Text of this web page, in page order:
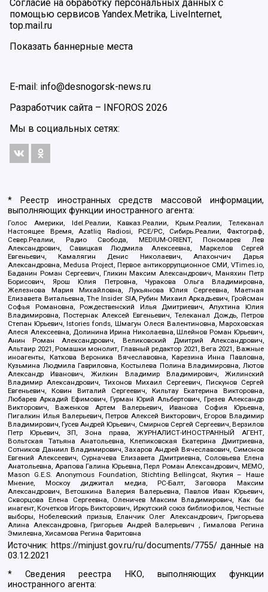
Согласие на обработку персональных данных с
помощью сервисов Yandex.Metrika, LiveInternet,
top.mail.ru
Показать баннерные места
E-mail: info@desnogorsk-news.ru
Разработчик сайта – INFOROS 2026
Мы в социальных сетях:
* Реестр иностранных средств массовой информации,
выполняющих функции иностранного агента:
Голос Америки, Idel.Реалии, Кавказ.Реалии, Крым.Реалии, Телеканал
Настоящее Время, Azatliq Radiosi, PCE/PC, Сибирь.Реалии, Фактограф,
Север.Реалии, Радио Свобода, MEDIUM-ORIENT, Пономарев Лев
Александрович, Савицкая Людмила Алексеевна, Маркелов Сергей
Евгеньевич, Камалягин Денис Николаевич, Апахончич Дарья
Александровна, Medusa Project, Первое антикоррупционное СМИ, VTimes.io,
Баданин Роман Сергеевич, Гликин Максим Александрович, Маняхин Петр
Борисович, Ярош Юлия Петровна, Чуракова Ольга Владимировна,
Железнова Мария Михайловна, Лукьянова Юлия Сергеевна, Маетная
Елизавета Витальевна, The Insider SIA, Рубин Михаил Аркадьевич, Гройсман
Софья Романовна, Рождественский Илья Дмитриевич, Апухтина Юлия
Владимировна, Постернак Алексей Евгеньевич, Телеканал Дождь, Петров
Степан Юрьевич, Istories fonds, Шмагун Олеся Валентиновна, Мароховская
Алеся Алексеевна, Долинина Ирина Николаевна, Шлейнов Роман Юрьевич,
Анин Роман Александрович, Великовский Дмитрий Александрович,
Альтаир 2021, Ромашки монолит, Главный редактор 2021, Вега 2021, Важные
иноагенты, Каткова Вероника Вячеславовна, Карезина Инна Павловна,
Кузьмина Людмила Гавриловна, Костылева Полина Владимировна, Лютов
Александр Иванович, Жилкин Владимир Владимирович, Жилинский
Владимир Александрович, Тихонов Михаил Сергеевич, Пискунов Сергей
Евгеньевич, Ковин Виталий Сергеевич, Кильтау Екатерина Викторовна,
Любарев Аркадий Ефимович, Гурман Юрий Альбертович, Грезев Александр
Викторович, Важенков Артем Валерьевич, Иванова София Юрьевна,
Пигалкин Илья Валерьевич, Петров Алексей Викторович, Егоров Владимир
Владимирович, Гусев Андрей Юрьевич, Смирнов Сергей Сергеевич, Верзилов
Петр Юрьевич, ЗП, Зона права, ЖУРНАЛИСТ-ИНОСТРАННЫЙ АГЕНТ,
Вольтская Татьяна Анатольевна, Клепиковская Екатерина Дмитриевна,
Сотников Даниил Владимирович, Захаров Андрей Вячеславович, Симонов
Евгений Алексеевич, Сурначева Елизавета Дмитриевна, Соловьева Елена
Анатольевна, Арапова Галина Юрьевна, Перл Роман Александрович, МЕМО,
Mason G.E.S. Anonymous Foundation, Stichting Bellingcat, Якутия – Наше
Мнение, Москоу диджитал медиа, РС-Балт, Заговора Максим
Александрович, Ветошкина Валерия Валерьевна, Павлов Иван Юрьевич,
Скворцова Елена Сергеевна, Оленичев Максим Владимирович, Как бы
инагент, Кочетков Игорь Викторович, Иркутский союз библиофилов, Честные
выборы, Нобелевский призыв, Еланчик Олег Александрович, Григорьева
Алина Александровна, Григорьев Андрей Валерьевич , Гималова Регина
Эмилевна, Хисамова Регина Фаритовна
Источник: https://minjust.gov.ru/ru/documents/7755/ данные на
03.12.2021
* Сведения реестра НКО, выполняющих функции
иностранного агента: